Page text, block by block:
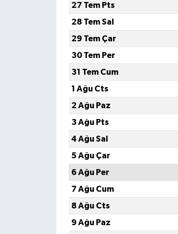
27 Tem Pts
28 Tem Sal
29 Tem Çar
30 Tem Per
31 Tem Cum
1 Ağu Cts
2 Ağu Paz
3 Ağu Pts
4 Ağu Sal
5 Ağu Çar
6 Ağu Per
7 Ağu Cum
8 Ağu Cts
9 Ağu Paz